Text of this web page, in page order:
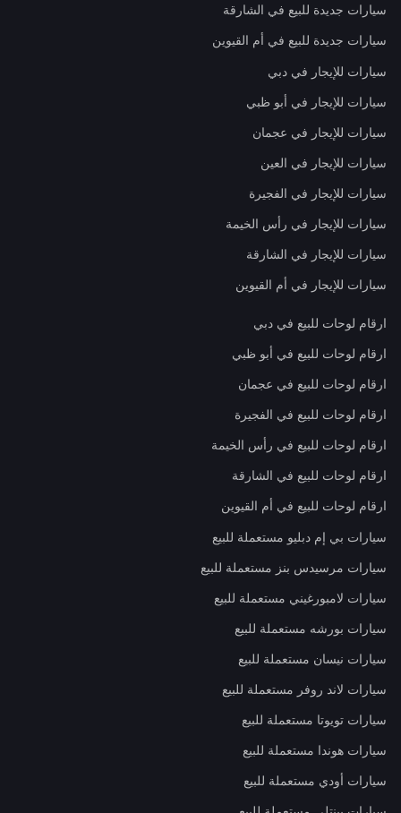
سيارات جديدة للبيع في الشارقة
سيارات جديدة للبيع في أم القيوين
سيارات للإيجار في دبي
سيارات للإيجار في أبو ظبي
سيارات للإيجار في عجمان
سيارات للإيجار في العين
سيارات للإيجار في الفجيرة
سيارات للإيجار في رأس الخيمة
سيارات للإيجار في الشارقة
سيارات للإيجار في أم القيوين
ارقام لوحات للبيع في دبي
ارقام لوحات للبيع في أبو ظبي
ارقام لوحات للبيع في عجمان
ارقام لوحات للبيع في الفجيرة
ارقام لوحات للبيع في رأس الخيمة
ارقام لوحات للبيع في الشارقة
ارقام لوحات للبيع في أم القيوين
سيارات بي إم دبليو مستعملة للبيع
سيارات مرسيدس بنز مستعملة للبيع
سيارات لامبورغيني مستعملة للبيع
سيارات بورشه مستعملة للبيع
سيارات نيسان مستعملة للبيع
سيارات لاند روفر مستعملة للبيع
سيارات تويوتا مستعملة للبيع
سيارات هوندا مستعملة للبيع
سيارات أودي مستعملة للبيع